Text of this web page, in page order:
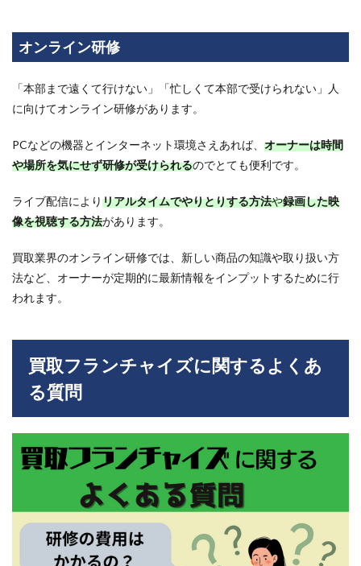
理由
は？
やポ
イン
トを
て解
説！
オンライン研修
「本部まで遠くて行けない」「忙しくて本部で受けられない」人
に向けてオンライン研修があります。
PCなどの機器とインターネット環境さえあれば、 オーナーは時間
や場所を気にせず研修が受けられるのでとても便利です。
ライブ配信によりリアルタイムでやりとりする方法や録画した映
像を視聴する方法があります。
買取業界のオンライン研修では、新しい商品の知識や取り扱い方
法など、オーナーが定期的に最新情報をインプットするために行
われます。
買取フランチャイズに関するよくあ
る質問